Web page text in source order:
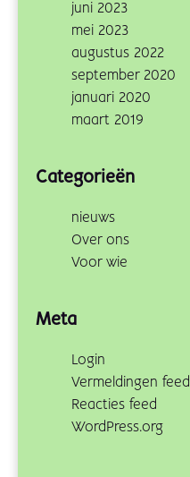
juni 2023
mei 2023
augustus 2022
september 2020
januari 2020
maart 2019
Categorieën
nieuws
Over ons
Voor wie
Meta
Login
Vermeldingen feed
Reacties feed
WordPress.org